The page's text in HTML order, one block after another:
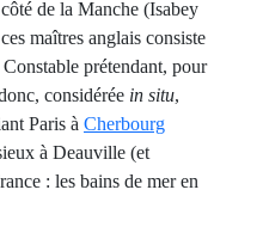
de la Manche (Isabey
maîtres anglais consiste
Constable prétendant, pour
considérée in situ,
Paris à Cherbourg
à Deauville (et
: les bains de mer en